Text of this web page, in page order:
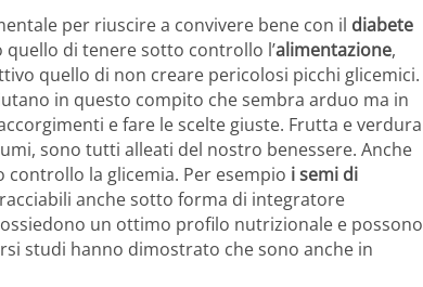
per riuscire a convivere bene con il diabete
di tenere sotto controllo l’alimentazione,
quello di non creare pericolosi picchi glicemici.
in questo compito che sembra arduo ma in
e fare le scelte giuste. Frutta e verdura
sono tutti alleati del nostro benessere. Anche
la glicemia. Per esempio i semi di
anche sotto forma di integratore
un ottimo profilo nutrizionale e possono
studi hanno dimostrato che sono anche in